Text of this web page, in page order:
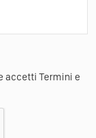
accetti Termini e